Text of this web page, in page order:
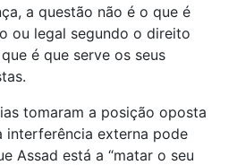
a questão não é o que é
ou legal segundo o direito
é que serve os seus
tomaram a posição oposta
interferência externa pode
Assad está a “matar o seu